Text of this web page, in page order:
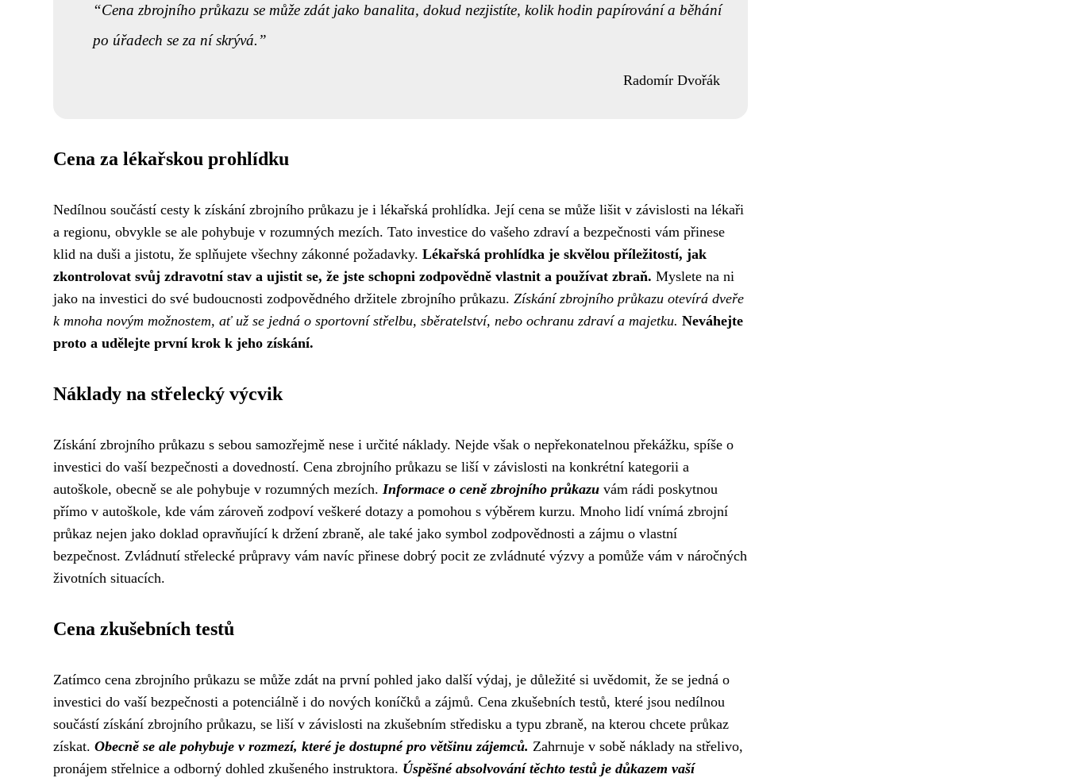
Cena zbrojního průkazu se může zdát jako banalita, dokud nezjistíte, kolik hodin papírování a běhání
po úřadech se za ní skrývá.
Radomír Dvořák
Cena za lékařskou prohlídku
Nedílnou součástí cesty k získání zbrojního průkazu je i lékařská prohlídka. Její cena se může lišit v závislosti na lékaři
a regionu, obvykle se ale pohybuje v rozumných mezích. Tato investice do vašeho zdraví a bezpečnosti vám přinese
klid na duši a jistotu, že splňujete všechny zákonné požadavky. Lékařská prohlídka je skvělou příležitostí, jak
zkontrolovat svůj zdravotní stav a ujistit se, že jste schopni zodpovědně vlastnit a používat zbraň. Myslete na ni
jako na investici do své budoucnosti zodpovědného držitele zbrojního průkazu. Získání zbrojního průkazu otevírá dveře
k mnoha novým možnostem, ať už se jedná o sportovní střelbu, sběratelství, nebo ochranu zdraví a majetku. Neváhejte
proto a udělejte první krok k jeho získání.
Náklady na střelecký výcvik
Získání zbrojního průkazu s sebou samozřejmě nese i určité náklady. Nejde však o nepřekonatelnou překážku, spíše o
investici do vaší bezpečnosti a dovedností. Cena zbrojního průkazu se liší v závislosti na konkrétní kategorii a
autoškole, obecně se ale pohybuje v rozumných mezích. Informace o ceně zbrojního průkazu vám rádi poskytnou
přímo v autoškole, kde vám zároveň zodpoví veškeré dotazy a pomohou s výběrem kurzu. Mnoho lidí vnímá zbrojní
průkaz nejen jako doklad opravňující k držení zbraně, ale také jako symbol zodpovědnosti a zájmu o vlastní
bezpečnost. Zvládnutí střelecké průpravy vám navíc přinese dobrý pocit ze zvládnuté výzvy a pomůže vám v náročných
životních situacích.
Cena zkušebních testů
Zatímco cena zbrojního průkazu se může zdát na první pohled jako další výdaj, je důležité si uvědomit, že se jedná o
investici do vaší bezpečnosti a potenciálně i do nových koníčků a zájmů. Cena zkušebních testů, které jsou nedílnou
součástí získání zbrojního průkazu, se liší v závislosti na zkušebním středisku a typu zbraně, na kterou chcete průkaz
získat. Obecně se ale pohybuje v rozmezí, které je dostupné pro většinu zájemců. Zahrnuje v sobě náklady na střelivo,
pronájem střelnice a odborný dohled zkušeného instruktora. Úspěšné absolvování těchto testů je důkazem vaší